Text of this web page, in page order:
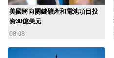
美國將向關鍵礦產和電池項目投
資30億美元
08-08